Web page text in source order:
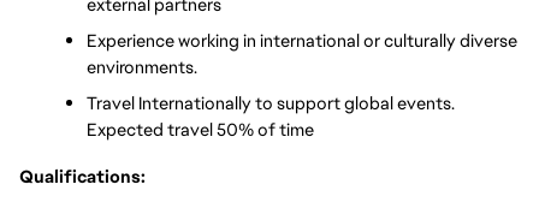
Experience working in international or culturally diverse
environments.
Travel Internationally to support global events.
Expected travel 50% of time
Qualifications: